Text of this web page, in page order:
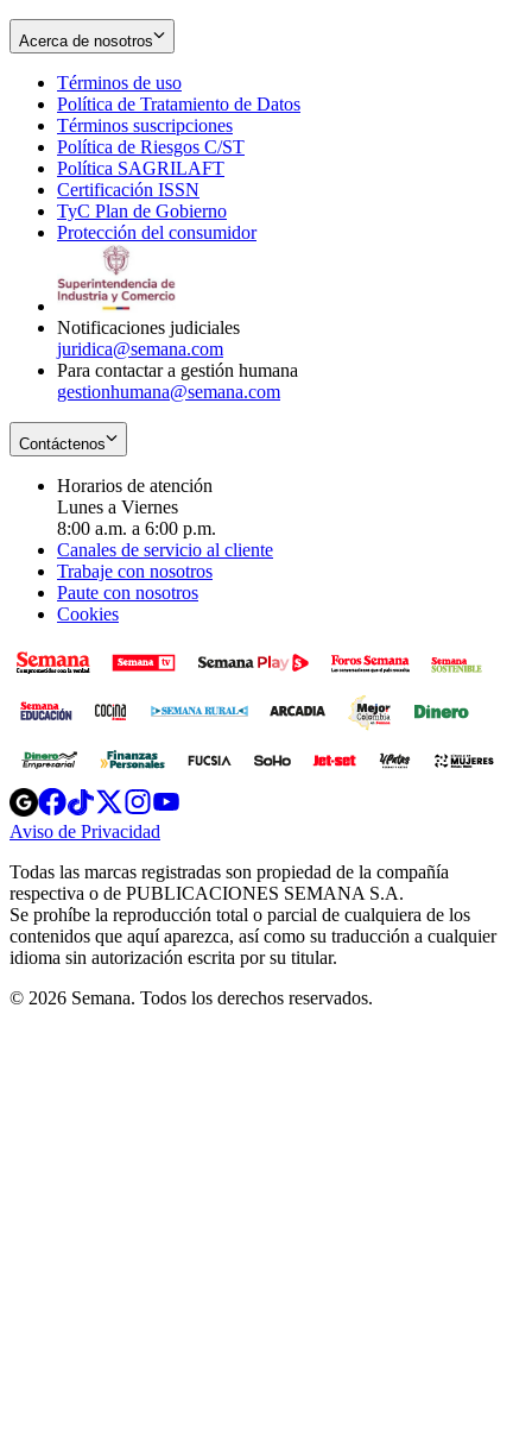
Acerca de nosotros
Términos de uso
in
new
window
Política de Tratamiento de Datos
Términos suscripciones
in
Política de Riesgos C/ST
Política SAGRILAFT
new
window
Certificación ISSN
in
new
TyC Plan de Gobierno
in
Protección del consumidorOpens
Notificaciones judiciales
juridica@semana.com
Para contactar a gestión humana
gestionhumana@semana.com
Contáctenos
Horarios de atención
Lunes a Viernes
8:00 a.m. a 6:00 p.m.
Canales de servicio al cliente
Trabaje con nosotros
Paute con nosotros
Cookies
Opens
in
new
Opens
in
new
Opens
in
new
window
Opens
new
windowwindow
Aviso de Privacidad
new
window
Todas las marcas registradas son propiedad de la compañía
respectiva o de PUBLICACIONES SEMANA S.A.
Se prohíbe la reproducción total o parcial de cualquiera de los
contenidos que aquí aparezca, así como su traducción a cualquier
idioma sin autorización escrita por su titular.
© 2026 Semana. Todos los derechos reservados.